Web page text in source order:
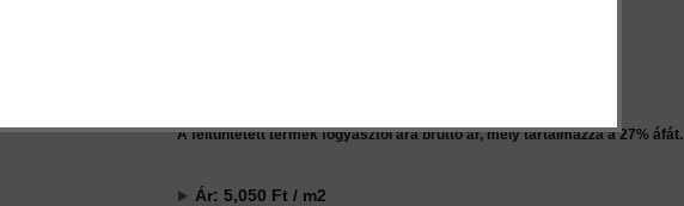
A feltüntetett termék fogyasztói ára bruttó ár, mely tartalmazza a 27% áfát.
Ár: 5,050 Ft / m2